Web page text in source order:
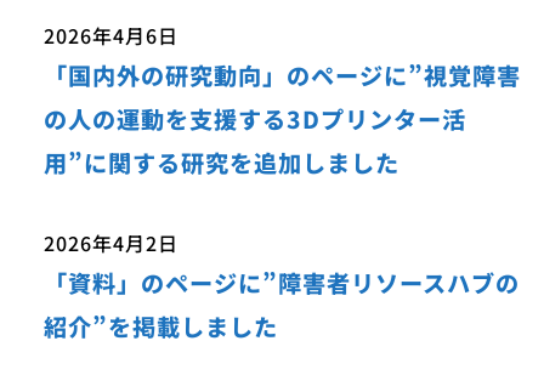
2026年4月6日
「国内外の研究動向」のページに”視覚障害
の人の運動を支援する3Dプリンター活
用”に関する研究を追加しました
2026年4月2日
「資料」のページに”障害者リソースハブの
紹介”を掲載しました